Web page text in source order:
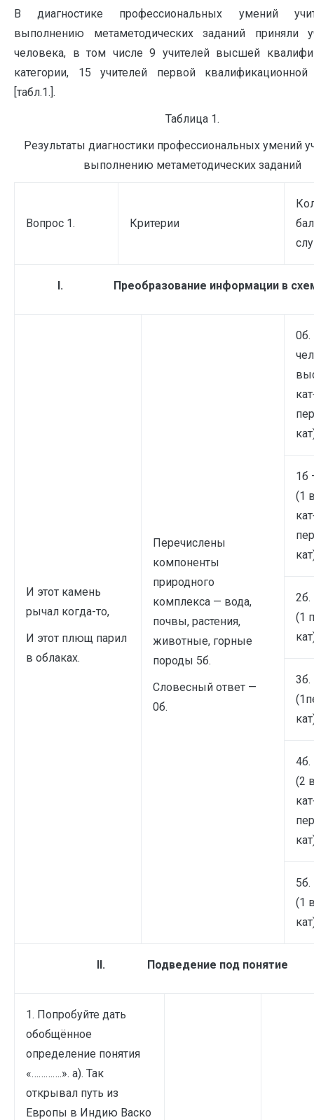
В диагностике профессиональных умений
выполнению метаметодических заданий приняли
человека, в том числе 9 учителей высшей
категории, 15 учителей первой квалификационной
[табл.1.].
Таблица 1.
Результаты диагностики профессиональных умений
выполнению метаметодических заданий
Вопрос 1. Критерии
I. Преобразование информации в
И этот камень
рычал когда-то,
И этот плющ парил
в облаках.
Перечислены
компоненты
природного
комплекса — вода,
почвы, растения,
животные, горные
породы 5б.
Словесный ответ —
0б.
1б
(1
2б.
(1
3б.
4б.
(2
5б.
(1
II. Подведение под понятие
1. Попробуйте дать
обобщённое
определение понятия
«………….». а). Так
открывал путь из
Европы в Индию Васко